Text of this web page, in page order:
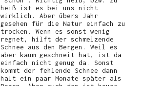
heiß ist es bei uns nicht
wirklich. Aber übers Jahr
gesehen für die Natur einfach zu
trocken. Wenn es sonst wenig
regnet, hilft der schmelzende
Schnee aus den Bergen. Weil es
aber kaum geschneit hat, ist da
einfach nicht genug da. Sonst
kommt der fehlende Schnee dann
halt ein paar Monate später als